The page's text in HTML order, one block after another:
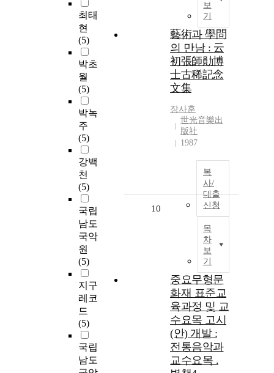
최태
현
(5)
박초
월
(5)
박녹
주
(5)
강백
천
(5)
국립
남도
국악
원
(5)
지구
레코
드
(5)
국립
남도
보
기
藝術과 學問
의 만남 : 云
初張師勛博
士古稀記念
文集
장사훈
世光音樂出
版社
1987
복
사/
대출
신청
목
차
보
기
10
중요무형문
화재 표준교
육과정 및 교
수요목 고시
(안) 개발 :
전통음악과
교수요목 .